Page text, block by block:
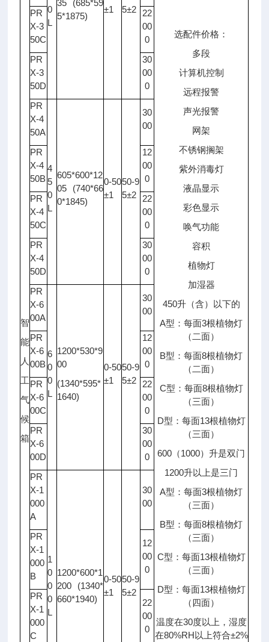
智
能
人
工
气
候
箱
选配件价格：
多段
计算机控制
远程报警
声光报警
网架
不锈钢搁架
紫外消毒灯
液晶显示
彩色显示
唤气功能
容积
植物灯
加湿器
450升（含）以下的
A型：每面3根植物灯
（二面）
B型：每面8根植物灯
（二面）
C型：每面8根植物灯
（三面）
D型：每面13根植物灯
（三面）
600（1000）升是双门
1200升以上是三门
A型：每面3根植物灯
（三面）
B型：每面8根植物灯
（三面）
C型：每面13根植物灯
（三面）
D型：每面13根植物灯
（四面）
温度在30度以上，湿度
在80%RH以上符合±2%
0
L
35 (685*59
5*1875)
±1
5±2
PR
X-3
50C
22
00
0
PR
X-3
50D
30
00
0
PR
X-4
50A
4
5
0
L
605*600*12
05 (740*66
0*1845)
0-50
±1
50-9
5±2
30
00
PR
X-4
50B
12
00
0
PR
X-4
50C
22
00
0
PR
X-4
50D
30
00
0
PR
X-6
00A
6
0
0
L
1200*530*9
00
(1340*595*
1640)
0-50
±1
50-9
5±2
30
00
PR
X-6
00B
12
00
0
PR
X-6
00C
22
00
0
PR
X-6
00D
30
00
0
PR
X-1
000
A
1
0
0
0
L
1200*600*1
200 (1340*
660*1940)
0-50
±1
50-9
5±2
30
00
PR
X-1
000
B
12
00
0
PR
X-1
000
C
22
00
0